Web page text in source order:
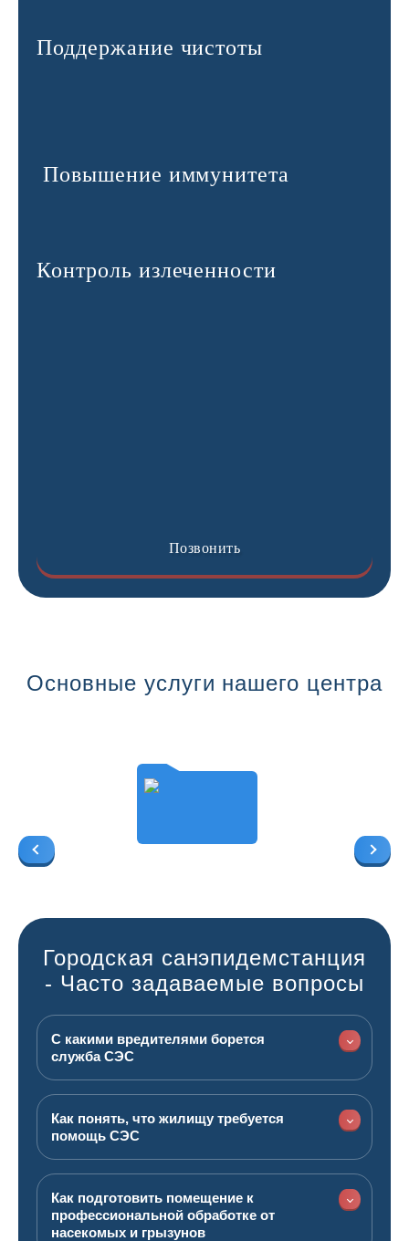
Поддержание чистоты
Повышение иммунитета
Контроль излеченности
Позвонить
Основные услуги нашего центра
Городская санэпидемстанция
- Часто задаваемые вопросы
С какими вредителями борется
служба СЭС
Как понять, что жилищу требуется
помощь СЭС
Как подготовить помещение к
профессиональной обработке от
насекомых и грызунов